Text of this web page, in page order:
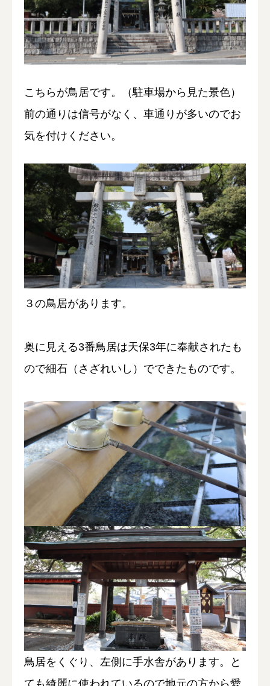
こちらが鳥居です。（駐車場から見た景色）
前の通りは信号がなく、車通りが多いのでお
気を付けください。
３の鳥居があります。
奥に見える3番鳥居は天保3年に奉献されたも
ので細石（さざれいし）でできたものです。
鳥居をくぐり、左側に手水舎があります。と